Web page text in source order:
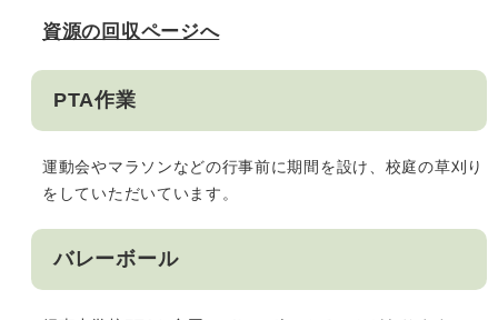
資源の回収ページへ
PTA作業
運動会やマラソンなどの行事前に期間を設け、校庭の草刈り
をしていただいています。
バレーボール